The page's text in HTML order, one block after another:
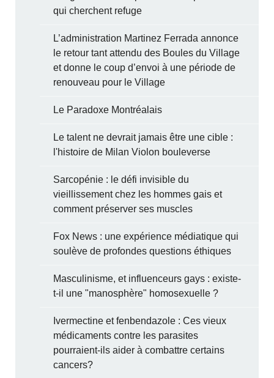
qui cherchent refuge
L’administration Martinez Ferrada annonce
le retour tant attendu des Boules du Village
et donne le coup d’envoi à une période de
renouveau pour le Village
Le Paradoxe Montréalais
Le talent ne devrait jamais être une cible :
l'histoire de Milan Violon bouleverse
Sarcopénie : le défi invisible du
vieillissement chez les hommes gais et
comment préserver ses muscles
Fox News : une expérience médiatique qui
soulève de profondes questions éthiques
Masculinisme, et influenceurs gays : existe-
t-il une "manosphère" homosexuelle ?
Ivermectine et fenbendazole : Ces vieux
médicaments contre les parasites
pourraient-ils aider à combattre certains
cancers?